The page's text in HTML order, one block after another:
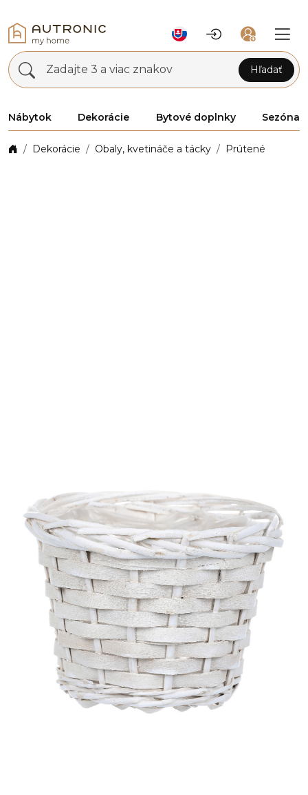
Zadajte 3 a viac znakov Hľadať
Nábytok Dekorácie Bytové doplnky Sezóna
Dekorácie Obaly, kvetináče a tácky Prútené